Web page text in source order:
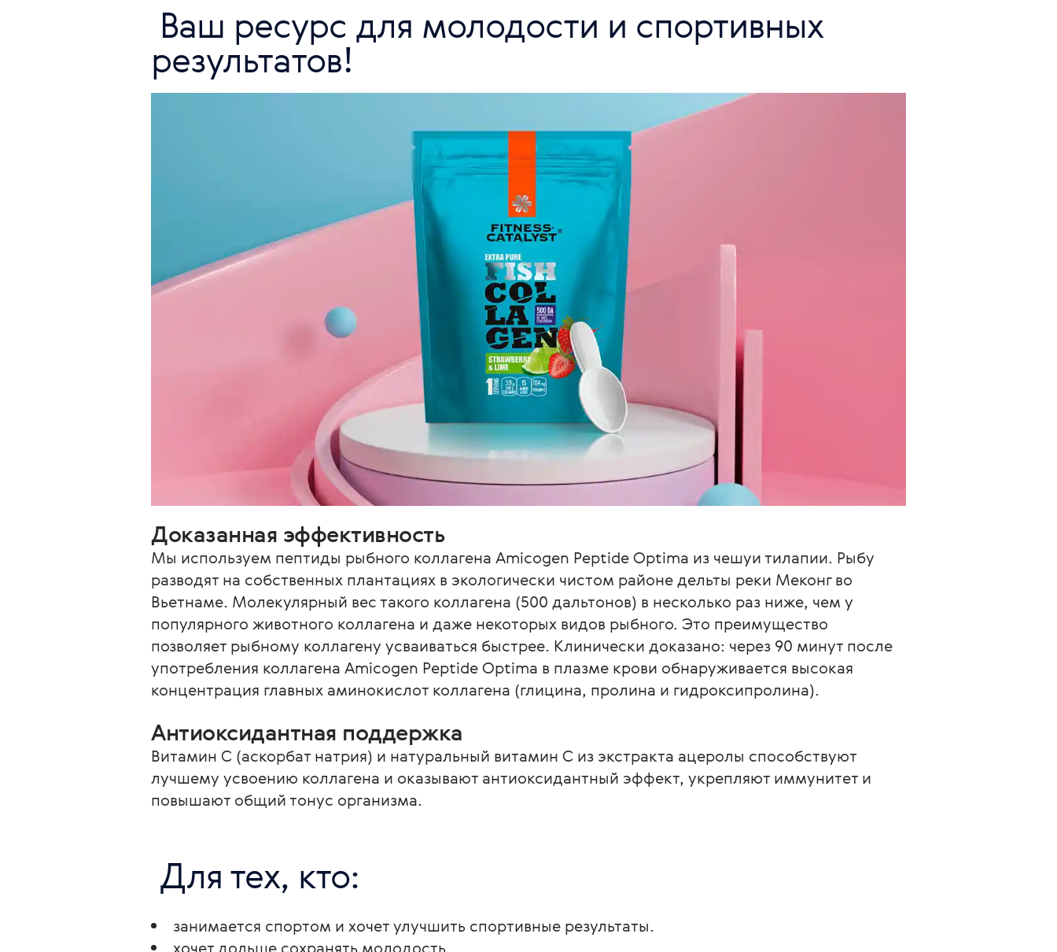
результатов!
Доказанная эффективность
Мы используем пептиды рыбного коллагена Amicogen Peptide Optima из чешуи тилапии. Рыбу
разводят на собственных плантациях в экологически чистом районе дельты реки Меконг во
Вьетнаме. Молекулярный вес такого коллагена (500 дальтонов) в несколько раз ниже, чем у
популярного животного коллагена и даже некоторых видов рыбного. Это преимущество
позволяет рыбному коллагену усваиваться быстрее. Клинически доказано: через 90 минут после
употребления коллагена Amicogen Peptide Optima в плазме крови обнаруживается высокая
концентрация главных аминокислот коллагена (глицина, пролина и гидроксипролина).
Антиоксидантная поддержка
Витамин С (аскорбат натрия) и натуральный витамин С из экстракта ацеролы способствуют
лучшему усвоению коллагена и оказывают антиоксидантный эффект, укрепляют иммунитет и
повышают общий тонус организма.
Для тех, кто:
занимается спортом и хочет улучшить спортивные результаты.
хочет дольше сохранять молодость.